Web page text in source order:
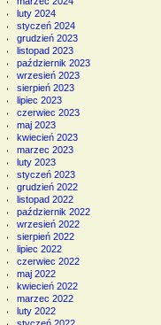
luty 2024
styczeń 2024
grudzień 2023
listopad 2023
październik 2023
wrzesień 2023
sierpień 2023
lipiec 2023
czerwiec 2023
maj 2023
kwiecień 2023
marzec 2023
luty 2023
styczeń 2023
grudzień 2022
listopad 2022
październik 2022
wrzesień 2022
sierpień 2022
lipiec 2022
czerwiec 2022
maj 2022
kwiecień 2022
marzec 2022
luty 2022